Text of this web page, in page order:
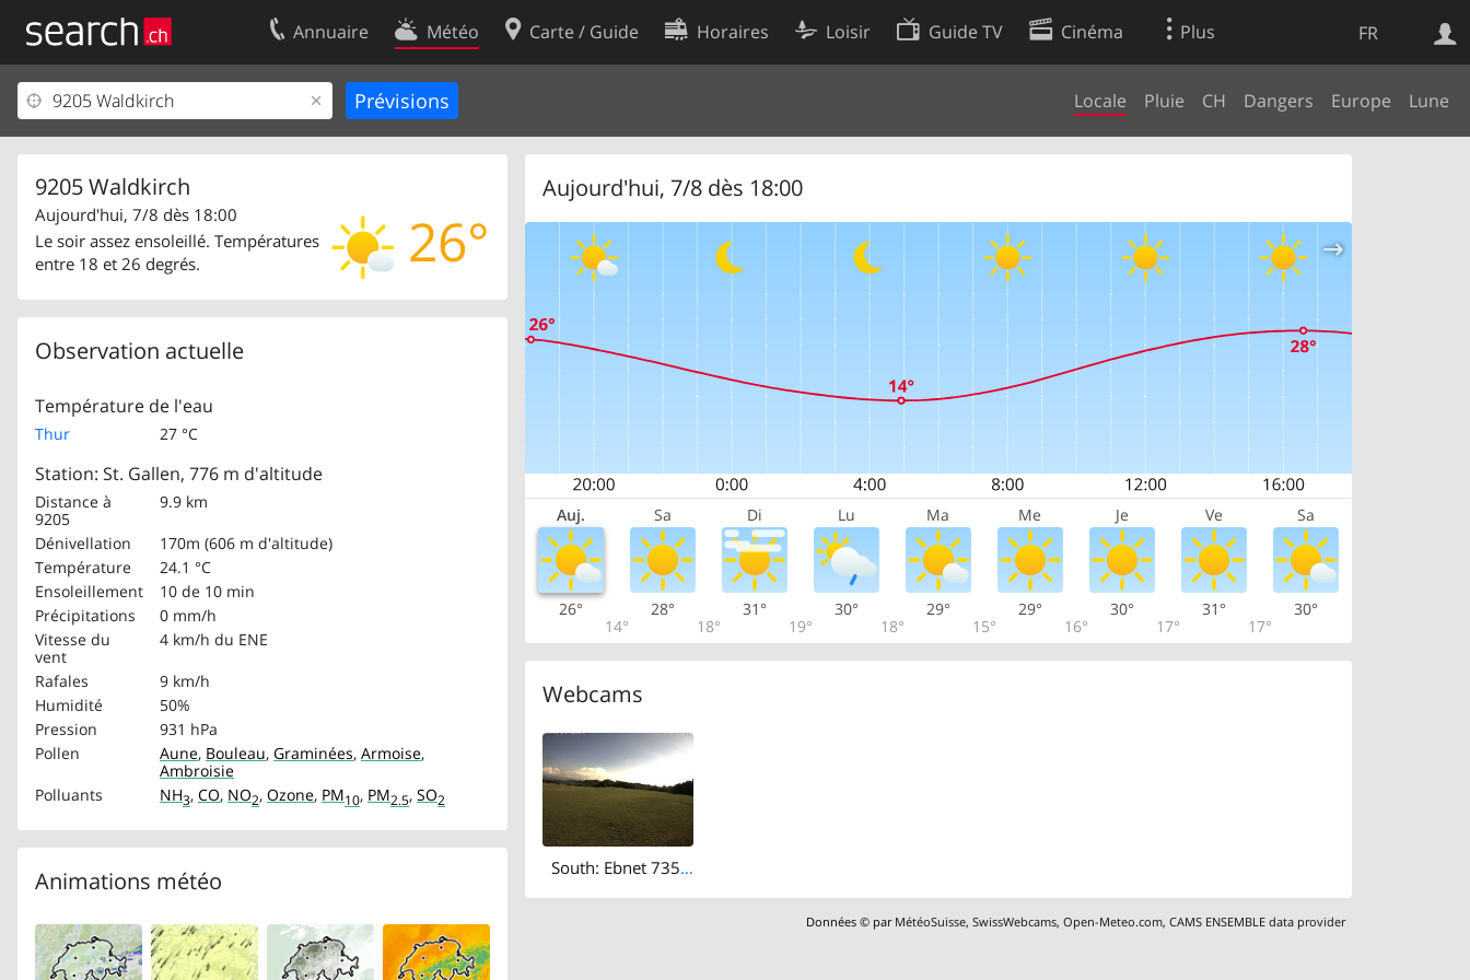
FR
Annuaire Météo Carte / Guide Horaires Loisir Guide TV Cinéma Plus
Locale Pluie CH Dangers Europe Lune
9205 Waldkirch
26°
Aujourd'hui, 7/8 dès 18:00
Le soir assez ensoleillé. Températures
entre 18 et 26 degrés.
Observation actuelle
Température de l'eau
Thur 27 °C
Station: St. Gallen, 776 m d'altitude
Distance à
9205
9.9 km
Dénivellation
170m (606 m d'altitude)
Température
24.1 °C
Ensoleillement
10 de 10 min
Précipitations
0 mm/h
Vitesse du
vent
4 km/h du ENE
Rafales
9 km/h
Humidité
50%
Pression
931 hPa
Pollen
Aune, Bouleau, Graminées, Armoise,
Ambroisie
Polluants
NH3, CO, NO2, Ozone, PM10, PM2.5, SO2
Animations météo
Aujourd'hui, 7/8 dès 18:00
Auj. Sa Di Lu Ma Me Je Ve Sa
26°
14°
28°
18°
31°
19°
30°
18°
29°
15°
29°
16°
30°
17°
31°
17°
30°
Webcams
South: Ebnet 735 - Oberwaldstrasse
Données © par MétéoSuisse,SwissWebcams,Open-Meteo.com,CAMS ENSEMBLE data provider
Web
Votre inscription
Centre clients
Mentions Légales
Contact
Conditions d’utilisation
Préférences de cookies